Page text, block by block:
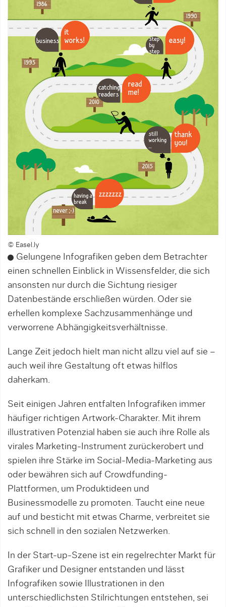
© Easel.ly
Gelungene Infografiken geben dem Betrachter
einen schnellen Einblick in Wissensfelder, die sich
ansonsten nur durch die Sichtung riesiger
Datenbestände erschließen würden. Oder sie
erhellen komplexe Sachzusammenhänge und
verworrene Abhängigkeitsverhältnisse.
Lange Zeit jedoch hielt man nicht allzu viel auf sie –
auch weil ihre Gestaltung oft etwas hilflos
daherkam.
Seit einigen Jahren entfalten Infografiken immer
häufiger richtigen Artwork-Charakter. Mit ihrem
illustrativen Potenzial haben sie auch ihre Rolle als
virales Marketing-Instrument zurückerobert und
spielen ihre Stärke im Social-Media-Marketing aus
oder bewähren sich auf Crowdfunding-
Plattformen, um Produktideen und
Businessmodelle zu promoten. Taucht eine neue
auf und besticht mit etwas Charme, verbreitet sie
sich schnell in den sozialen Netzwerken.
In der Start-up-Szene ist ein regelrechter Markt für
Grafiker und Designer entstanden und lässt
Infografiken sowie Illustrationen in den
unterschiedlichsten Stilrichtungen entstehen, sei